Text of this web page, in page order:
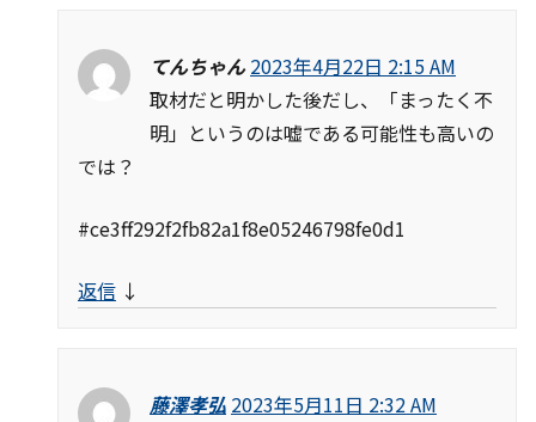
てんちゃん 2023年4月22日 2:15 AM
取材だと明かした後だし、「まったく不
明」というのは嘘である可能性も高いの
では？
#ce3ff292f2fb82a1f8e05246798fe0d1
返信 ↓
藤澤孝弘 2023年5月11日 2:32 AM